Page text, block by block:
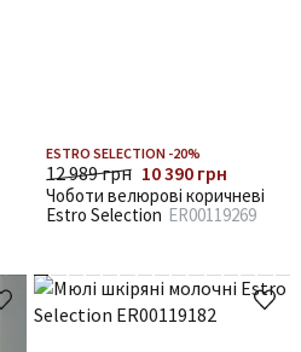
ESTRO SELECTION -20%
12 989 грн 10 390 грн
Чоботи велюрові коричневі
Estro Selection ER00119269